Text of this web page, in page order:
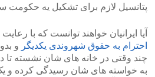
پتانسیل لازم برای تشکیل یه حکومت
آیا ایرانیان خواهند توانست که با
احترام به حقوق شهروندی یکدیگر و
چند وقتی در خانه های شان نشسته
به خواسته های شان رسیدگی کرده و